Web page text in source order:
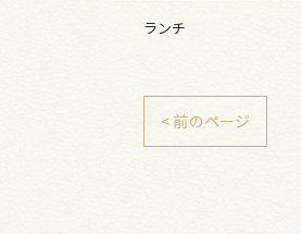
ランチ
< 前のページ